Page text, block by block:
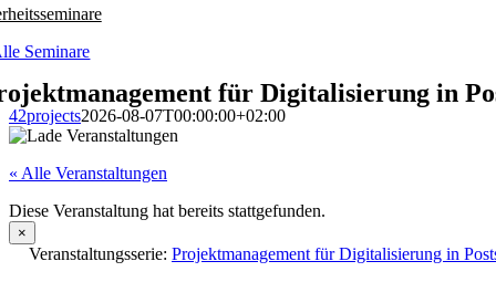
Seminare
für Digitalisierung in
42projects2026-08-07T00:00:00+02:00
« Alle Veranstaltungen
Diese Veranstaltung hat bereits stattgefunden.
×
Veranstaltungsserie: Projektmanagement für Digitalisierung in